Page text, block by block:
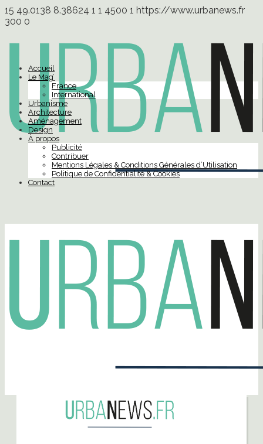
15 49.0138 8.38624 1 1 4500 1 https://www.urbanews.fr
300 0
Accueil
Le Mag’
France
International
Urbanisme
Architecture
Aménagement
Design
À propos
Publicité
Contribuer
Mentions Légales & Conditions Générales d’Utilisation
Politique de Confidentialité & Cookies
Contact